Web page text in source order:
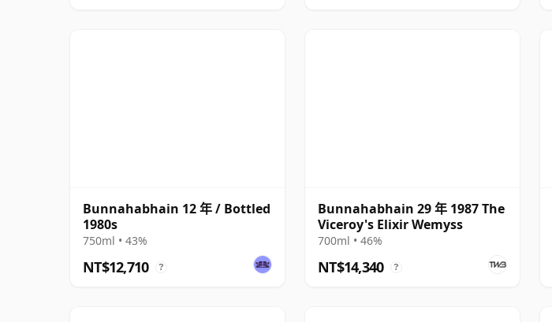
Bunnahabhain 12 年 / Bottled
1980s
750ml • 43%
NT$12,710 ?
Bunnahabhain 29 年 1987 The
Viceroy's Elixir Wemyss
700ml • 46%
NT$14,340 ?